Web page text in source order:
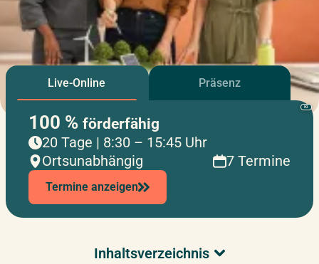
KI
Live-Online Präsenz
100 % förderfähig
20 Tage | 8:30 – 15:45 Uhr
Ortsunabhängig
7 Termine
Termine anzeigen
Inhaltsverzeichnis